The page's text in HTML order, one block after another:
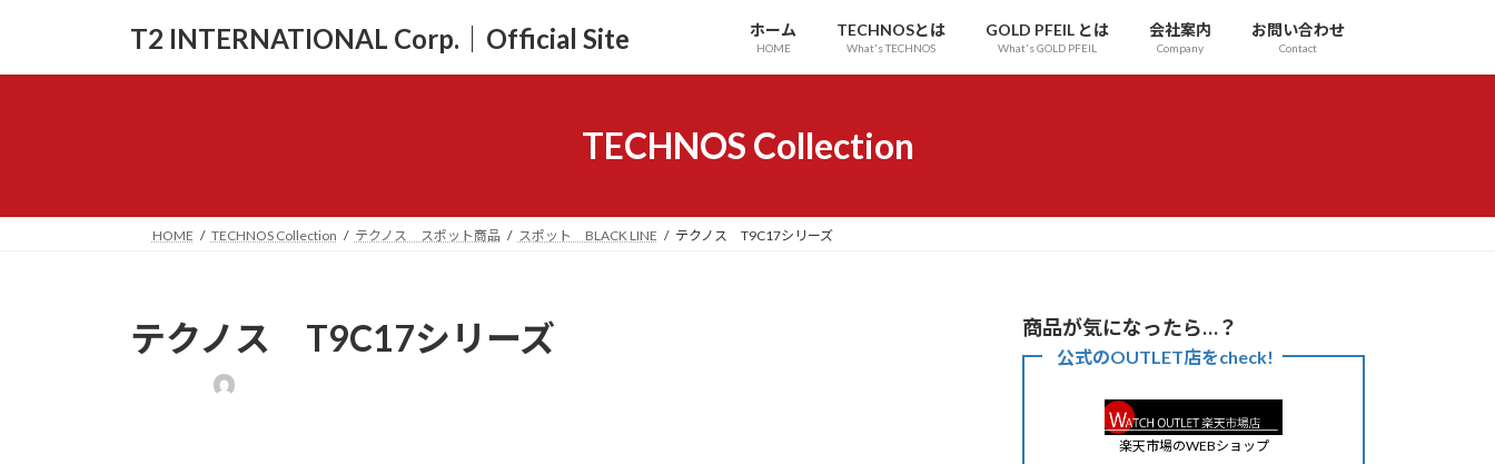
T2 INTERNATIONAL Corp.｜Official Site ホーム
HOME
TECHNOSとは
What's TECHNOS
GOLD PFEIL とは
What's GOLD PFEIL
会社案内
Company
お問い合わせ
Contact
TECHNOS Collection
HOME TECHNOS Collection テクノス スポット商品 スポット BLACK LINE テクノス T9C17シリーズ
テクノス T9C17シリーズ
最
商品が気になったら…？
公式のOUTLET店をcheck!
楽天市場のWEBショップ